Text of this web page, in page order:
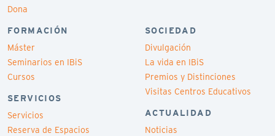
Dona
FORMACIÓN
Máster
Seminarios en IBiS
Cursos
SERVICIOS
Servicios
Reserva de Espacios
SOCIEDAD
Divulgación
La vida en IBiS
Premios y Distinciones
Visitas Centros Educativos
ACTUALIDAD
Noticias